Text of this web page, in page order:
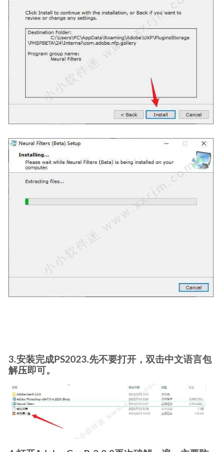
3.安装完成PS2023.先不要打开，双击中文语言包
解压即可。